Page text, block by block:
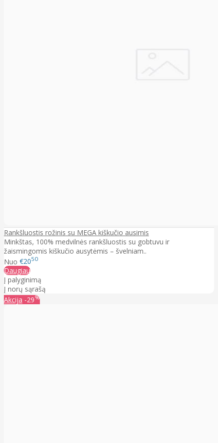
Rankšluostis rožinis su MEGA kiškučio ausimis
Minkštas, 100% medvilnės rankšluostis su gobtuvu ir
žaismingomis kiškučio ausytėmis – švelniam..
Nuo €2050
Daugiau
Į palyginimą
Į norų sąrašą
Akcija -29%